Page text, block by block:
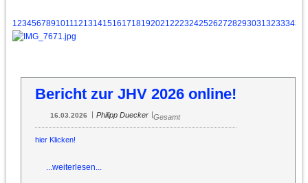
1 234567891011 12131415161718192021 22232425262728293031 32333435
Bericht zur JHV 2026 online!
16.03.2026 | Philipp Duecker |Gesamt
hier Klicken!
...weiterlesen...